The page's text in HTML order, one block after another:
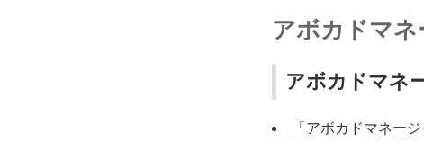
アボカドマネ
アボカドマネ
「アボカドマネー